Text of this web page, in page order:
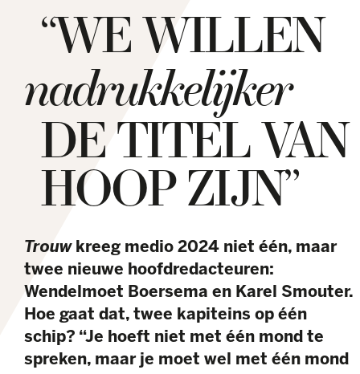
“WE WILLEN
nadrukkelijker
DE TITEL VAN
HOOP ZIJN”
Trouwkreeg medio 2024 niet één, maar
twee nieuwe hoofdredacteuren:
Wendelmoet Boersema en Karel Smouter.
Hoe gaat dat, twee kapiteins op één
schip? “Je hoeft niet met één mond te
spreken, maar je moet wel met één mond